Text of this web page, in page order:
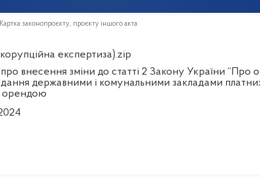
Картка законопроєкту, проєкту іншого акта
експертиза).zip
внесення зміни до статті 2 Закону України “Про
державними і комунальними закладами
орендою